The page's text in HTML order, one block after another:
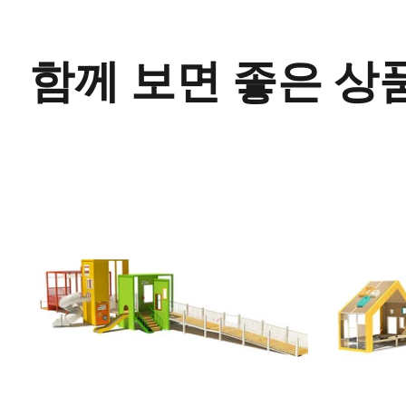
함께 보면 좋은 상